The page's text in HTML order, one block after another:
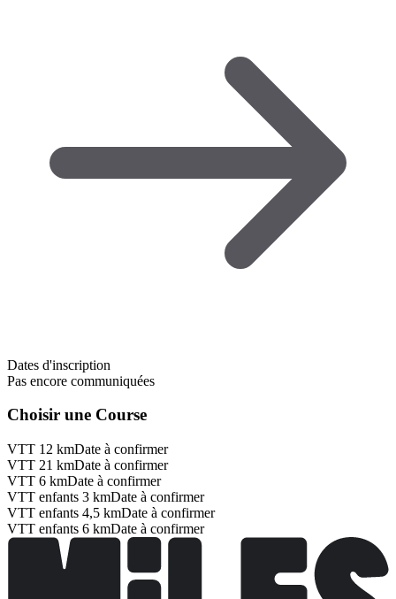
Dates d'inscription
Pas encore communiquées
Choisir une Course
VTT 12 kmDate à confirmer
VTT 21 kmDate à confirmer
VTT 6 kmDate à confirmer
VTT enfants 3 kmDate à confirmer
VTT enfants 4,5 kmDate à confirmer
VTT enfants 6 kmDate à confirmer